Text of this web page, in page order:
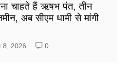
चाहते हैं ऋषभ पंत, तीन
अब सीएम धामी से मांगी
8, 2026 0